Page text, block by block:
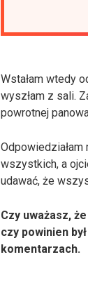
Wstałam wtedy
wyszłam z sali.
powrotnej
Odpowiedziałam
wszystkich, a
udawać, że
Czy uważasz,
czy powinien
komentarzach.